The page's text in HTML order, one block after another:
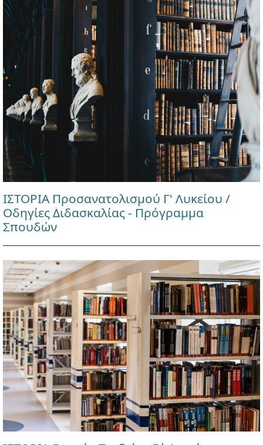
ΙΣΤΟΡΙΑ Προσανατολισμού Γ' Λυκείου /
Οδηγίες Διδασκαλίας - Πρόγραμμα
Σπουδών